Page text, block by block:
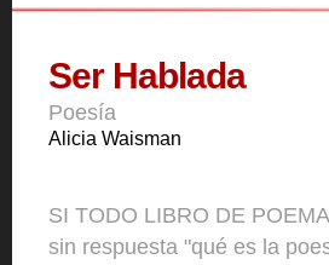
Ser Hablada
Poesía
Alicia Waisman
SI TODO LIBRO DE
sin respuesta "qué es la